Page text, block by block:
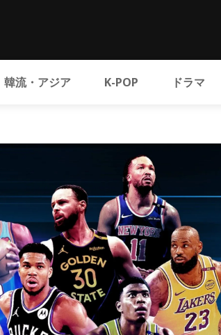
韓流・アジア K-POP ドラマ